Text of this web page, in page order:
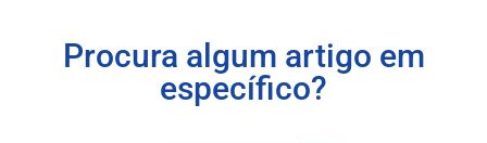
Procura algum artigo em
específico?